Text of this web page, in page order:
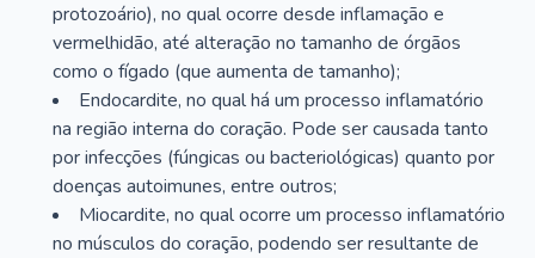
protozoário), no qual ocorre desde inflamação e
vermelhidão, até alteração no tamanho de órgãos
como o fígado (que aumenta de tamanho);
Endocardite, no qual há um processo inflamatório
na região interna do coração. Pode ser causada tanto
por infecções (fúngicas ou bacteriológicas) quanto por
doenças autoimunes, entre outros;
Miocardite, no qual ocorre um processo inflamatório
no músculos do coração, podendo ser resultante de